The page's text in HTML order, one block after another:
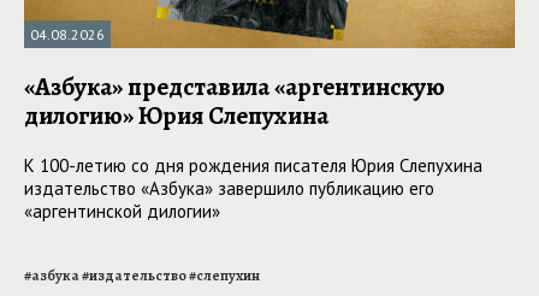
04.08.2026
«Азбука» представила «аргентинскую
дилогию» Юрия Слепухина
К 100-летию со дня рождения писателя Юрия Слепухина
издательство «Азбука» завершило публикацию его
«аргентинской дилогии»
#азбука#издательство#слепухин